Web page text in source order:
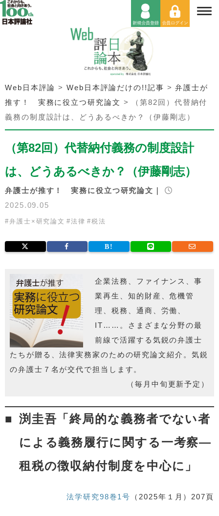
Web日本評論 >Web日本評論だけの!!記事 >弁護士が
推す！ 実務に役立つ研究論文 >
（第82回）代替納付
義務の制度設計は、どうあるべきか？（伊藤剛志）
（第82回）代替納付義務の制度設計
は、どうあるべきか？（伊藤剛志）
弁護士が推す！ 実務に役立つ研究論文｜
2025.09.05
#弁護士×研究論文 #法律 #税法
企業法務、ファイナンス、事
業再生、知的財産、危機管
理、税務、通商、労働、
IT……。さまざまな分野の最
前線で活躍する気鋭の弁護士
たちが贈る、法律実務家のための研究論文紹介。気鋭
の弁護士７名が交代で担当します。
（毎月中旬更新予定）
渕圭吾「終局的な義務者でない者
による義務履行に関する一考察—
租税の徴収納付制度を中心に」
法学研究98巻1号 （2025年１月）207頁